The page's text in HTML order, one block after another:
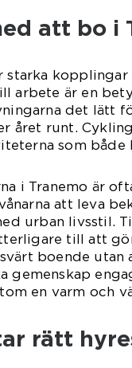
att bo i
starka
arbete är en
det lätt
året runt.
som både
i Tranemo är
att leva
urban livsstil.
till att
boende utan
gemenskap
en varm och
rätt